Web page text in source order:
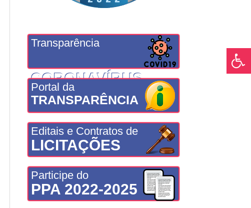
Transparência
CORONAVÍRUS
Portal da
TRANSPARÊNCIA
Editais e Contratos de
LICITAÇÕES
Participe do
PPA 2022-2025